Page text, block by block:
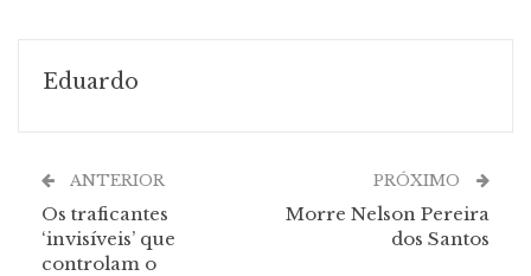
Eduardo
ANTERIOR
Os traficantes
‘invisíveis’ que
controlam o
PRÓXIMO
Morre Nelson Pereira
dos Santos